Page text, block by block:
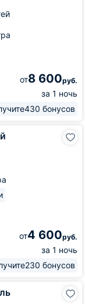
от8 600руб.
за 1 ночь
430 бонусов
от4 600руб.
за 1 ночь
230 бонусов